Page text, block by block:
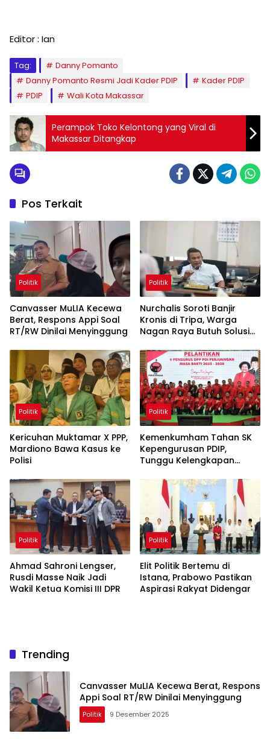
Editor : Ian
Tag:
Danny Pomanto
Danny Pomanto Resmi Jadi Kader PDIP
Kader PDIP
PDIP
Wali Kota Makassar
Perampok Toko Kelontong yang Viral di
Makassar Ditangkap
Pos Terkait
Politik
Canvasser MuLIA Kecewa
Berat, Respons Appi Soal
RT/RW Dinilai Menyinggung
Politik
Nurchalis Soroti Banjir
Kronis di Tripa, Warga
Nagan Raya Butuh Solusi
Politik
Kericuhan Muktamar X PPP,
Mardiono Bawa Kasus ke
Polisi
Politik
Kemenkumham Tahan SK
Kepengurusan PDIP,
Tunggu Kelengkapan
Politik
Ahmad Sahroni Lengser,
Rusdi Masse Naik Jadi
Wakil Ketua Komisi III DPR
Politik
Elit Politik Bertemu di
Istana, Prabowo Pastikan
Aspirasi Rakyat Didengar
Trending
Canvasser MuLIA Kecewa Berat, Respons
Appi Soal RT/RW Dinilai Menyinggung
Politik 9 Desember 2025